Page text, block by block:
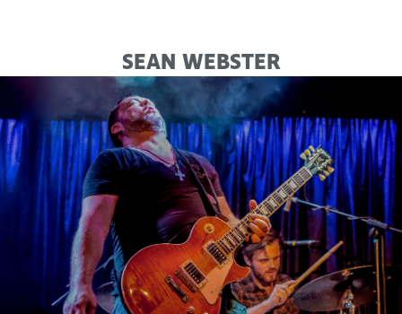
SEAN WEBSTER